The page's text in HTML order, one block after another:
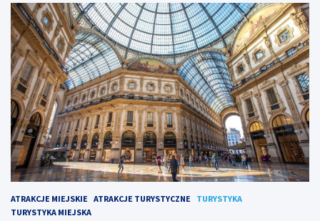
ATRAKCJE MIEJSKIE ATRAKCJE TURYSTYCZNE
TURYSTYKA
TURYSTYKA MIEJSKA